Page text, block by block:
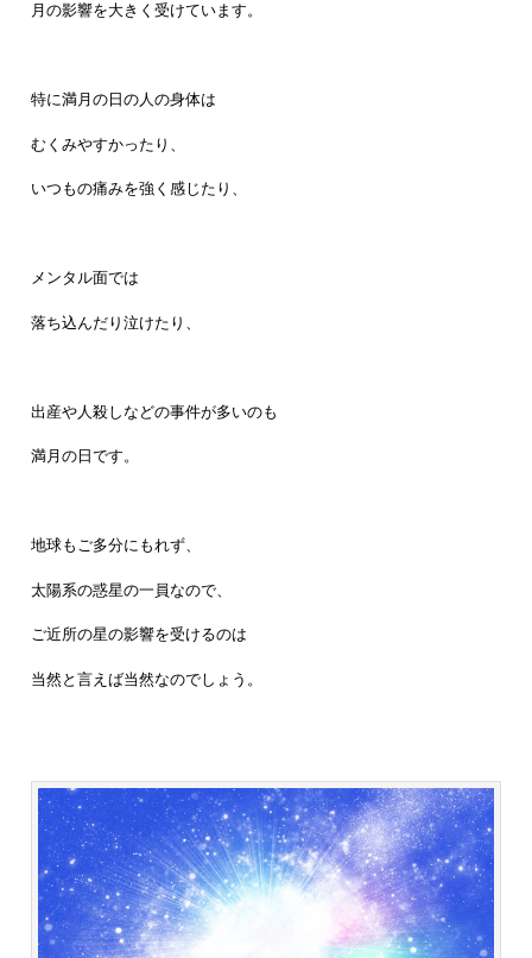
月の影響を大きく受けています。
特に満月の日の人の身体は
むくみやすかったり、
いつもの痛みを強く感じたり、
メンタル面では
落ち込んだり泣けたり、
出産や人殺しなどの事件が多いのも
満月の日です。
地球もご多分にもれず、
太陽系の惑星の一員なので、
ご近所の星の影響を受けるのは
当然と言えば当然なのでしょう。